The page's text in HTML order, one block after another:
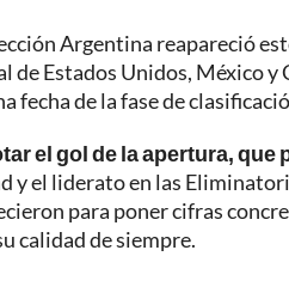
Argentina reapareció
Estados Unidos, México y
fecha de la fase de
el gol de la apertura, que
y el liderato en las
para poner cifras
calidad de siempre.